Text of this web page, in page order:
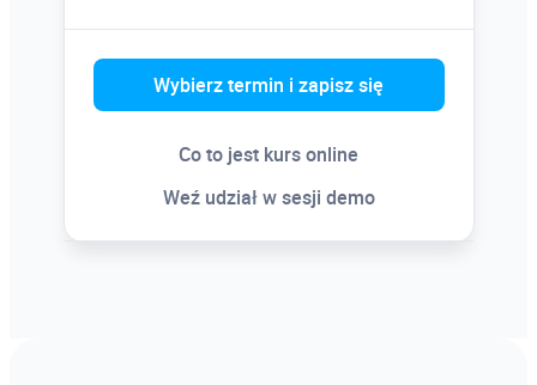
Wybierz termin i zapisz się
Co to jest kurs online
Weź udział w sesji demo